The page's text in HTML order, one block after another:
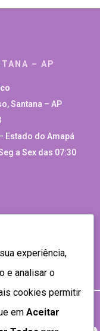
– AP
Santana – AP
Estado do Amapá
a Sex das 07:30
experiência,
e analisar o
cookies permitir
em Aceitar